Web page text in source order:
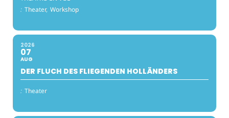
: Theater, Workshop
2026
07
AUG
DER FLUCH DES FLIEGENDEN HOLLÄNDERS
: Theater